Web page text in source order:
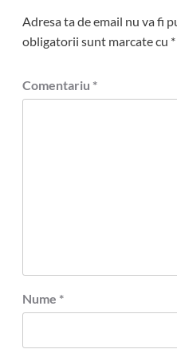
Adresa ta de email nu va fi
obligatorii sunt marcate cu *
Comentariu *
Nume *